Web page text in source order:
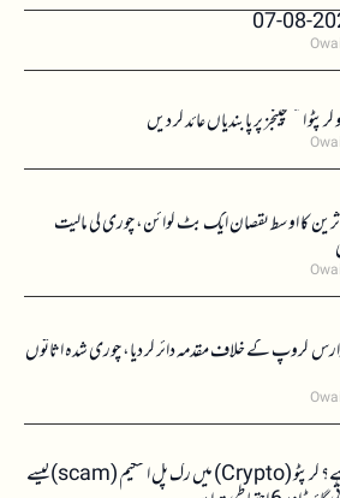
ایکسچینجز پر پابندیاں عائد کر دیں
کا اوسط نقصان ایک بٹ کوائن، چوری کی مالیت
گروپ کے خلاف مقدمہ دائر کر دیا، چوری شدہ اثاثوں
(Rug Pull)رگ پل کیا ہے؟ کرپٹو (Crypto) میں رگ پل اسکیم (scam)کیسے